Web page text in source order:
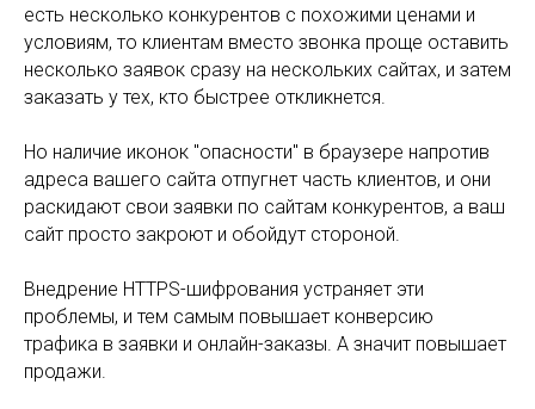
есть несколько конкурентов с похожими ценами и
условиям, то клиентам вместо звонка проще оставить
несколько заявок сразу на нескольких сайтах, и затем
заказать у тех, кто быстрее откликнется.
Но наличие иконок "опасности" в браузере напротив
адреса вашего сайта отпугнет часть клиентов, и они
раскидают свои заявки по сайтам конкурентов, а ваш
сайт просто закроют и обойдут стороной.
Внедрение HTTPS-шифрования устраняет эти
проблемы, и тем самым повышает конверсию
трафика в заявки и онлайн-заказы. А значит повышает
продажи.